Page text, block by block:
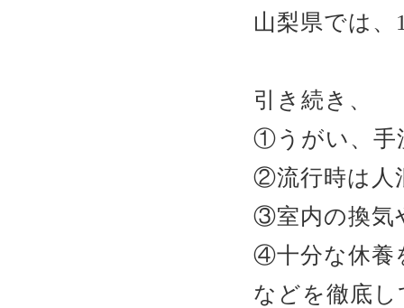
山梨県では
引き続き、
①うがい、手
②流行時は人
③室内の換気
④十分な休養
などを徹底